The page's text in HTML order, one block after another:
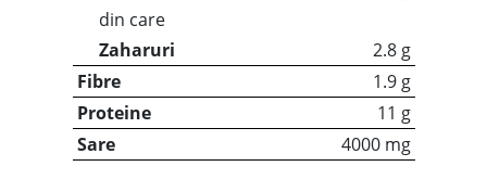
din care
Zaharuri
2.8 g
Fibre
1.9 g
Proteine
11 g
Sare
4000 mg